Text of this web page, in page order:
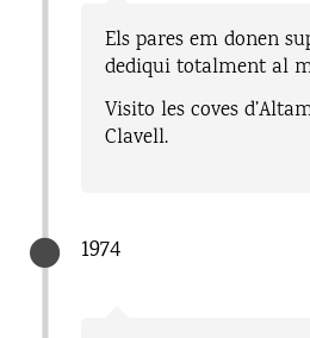
Els pares em donen
dediqui totalment al
Visito les coves
Clavell.
1974